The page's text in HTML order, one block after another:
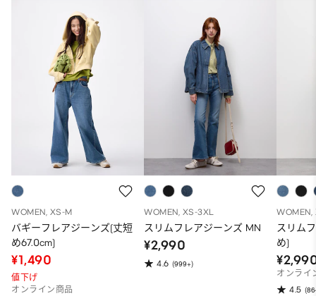
WOMEN, XS-M
バギーフレアジーンズ(丈短
め67.0cm)
¥1,490
値下げ
オンライン商品
WOMEN, XS-3XL
スリムフレアジーンズ MN
¥2,990
4.6 (999+)
WOMEN,
スリム
め)
オンライ
4.5